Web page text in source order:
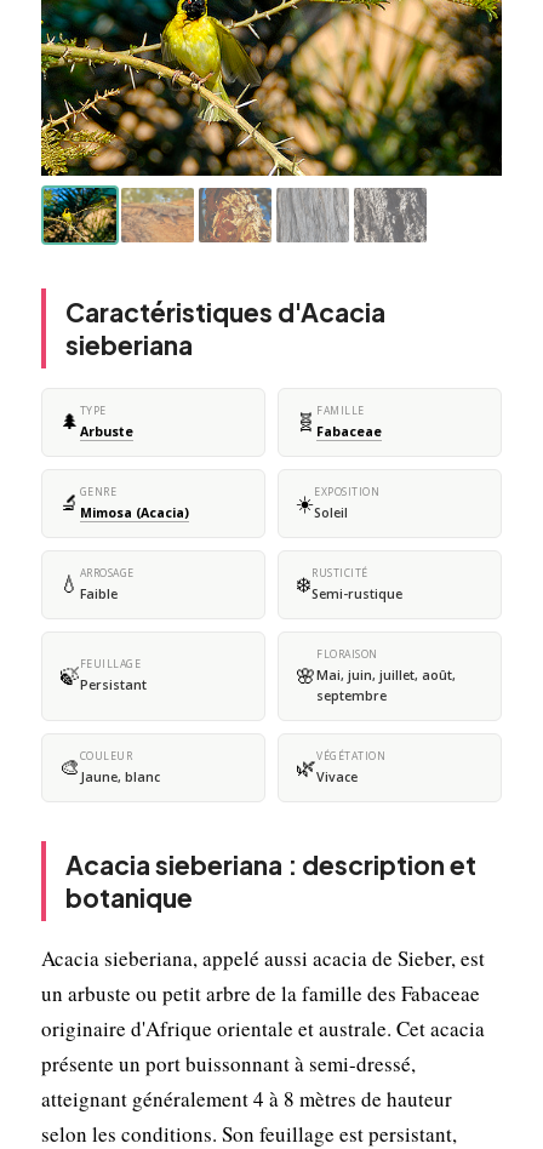
Caractéristiques d'Acacia
sieberiana
🌲 TYPE
Arbuste 🧬 FAMILLE
Fabaceae
🔬 GENRE
Mimosa (Acacia) ☀️EXPOSITION
Soleil
💧 ARROSAGE
Faible ❄️RUSTICITÉ
Semi-rustique
🍃FEUILLAGE
Persistant 🌸
FLORAISON
Mai, juin, juillet, août,
septembre
🎨COULEUR
Jaune, blanc 🌿VÉGÉTATION
Vivace
Acacia sieberiana : description et
botanique
Acacia sieberiana, appelé aussi acacia de Sieber, est
un arbuste ou petit arbre de la famille des Fabaceae
originaire d'Afrique orientale et australe. Cet acacia
présente un port buissonnant à semi-dressé,
atteignant généralement 4 à 8 mètres de hauteur
selon les conditions. Son feuillage est persistant,